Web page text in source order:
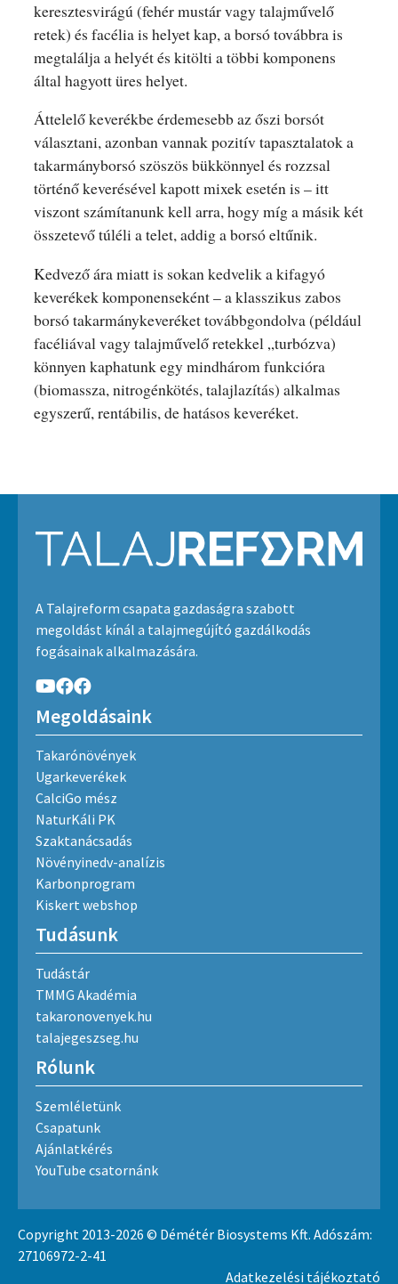
keresztesvirágú (fehér mustár vagy talajművelő
retek) és facélia is helyet kap, a borsó továbbra is
megtalálja a helyét és kitölti a többi komponens
által hagyott üres helyet.
Áttelelő keverékbe érdemesebb az őszi borsót
választani, azonban vannak pozitív tapasztalatok a
takarmányborsó szöszös bükkönnyel és rozzsal
történő keverésével kapott mixek esetén is – itt
viszont számítanunk kell arra, hogy míg a másik két
összetevő túléli a telet, addig a borsó eltűnik.
Kedvező ára miatt is sokan kedvelik a kifagyó
keverékek komponenseként – a klasszikus zabos
borsó takarmánykeveréket továbbgondolva (például
facéliával vagy talajművelő retekkel „turbózva)
könnyen kaphatunk egy mindhárom funkcióra
(biomassza, nitrogénkötés, talajlazítás) alkalmas
egyszerű, rentábilis, de hatásos keveréket.
A Talajreform csapata gazdaságra szabott
megoldást kínál a talajmegújító gazdálkodás
fogásainak alkalmazására.
Megoldásaink
Takarónövények
Ugarkeverékek
CalciGo mész
NaturKáli PK
Szaktanácsadás
Növényinedv-analízis
Karbonprogram
Kiskert webshop
Tudásunk
Tudástár
TMMG Akadémia
takaronovenyek.hu
talajegeszseg.hu
Rólunk
Szemléletünk
Csapatunk
Ajánlatkérés
YouTube csatornánk
Copyright 2013-2026 © Démétér Biosystems Kft. Adószám:
27106972-2-41
Adatkezelési tájékoztató